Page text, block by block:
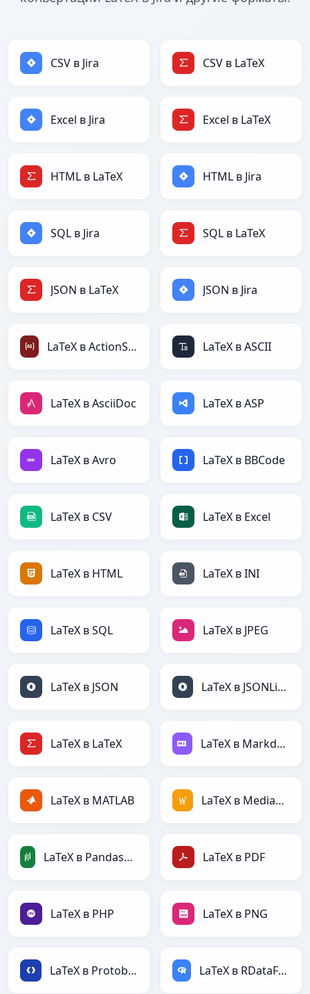
CSV в Jira CSV в LaTeX
Excel в Jira Excel в LaTeX
HTML в LaTeX HTML в Jira
SQL в Jira SQL в LaTeX
JSON в LaTeX JSON в Jira
LaTeX в ActionScript LaTeX в ASCII
LaTeX в AsciiDoc LaTeX в ASP
LaTeX в Avro LaTeX в BBCode
LaTeX в CSV LaTeX в Excel
LaTeX в HTML LaTeX в INI
LaTeX в SQL LaTeX в JPEG
LaTeX в JSON LaTeX в JSONLines
LaTeX в LaTeX LaTeX в Markdown
LaTeX в MATLAB LaTeX в MediaWiki
LaTeX в PandasDataFrame LaTeX в PDF
LaTeX в PHP LaTeX в PNG
LaTeX в Protobuf LaTeX в RDataFrame